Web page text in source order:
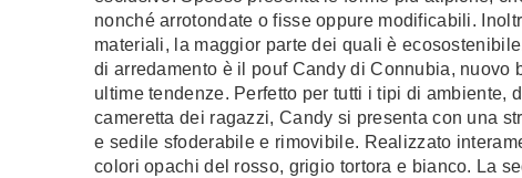
nonché arrotondate o fisse oppure modificabili.
materiali, la maggior parte dei quali è
di arredamento è il pouf Candy di Connubia,
ultime tendenze. Perfetto per tutti i tipi di
cameretta dei ragazzi, Candy si presenta con una
e sedile sfoderabile e rimovibile. Realizzato
colori opachi del rosso, grigio tortora e bianco. La